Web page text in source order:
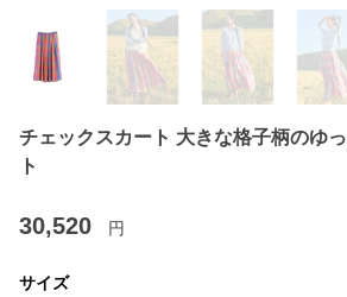
チェックスカート 大きな格子柄のゆ
ト
30,520 円
サイズ